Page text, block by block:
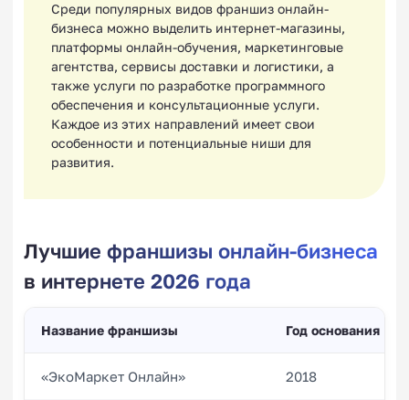
Среди популярных видов франшиз онлайн-
бизнеса можно выделить интернет-магазины,
платформы онлайн-обучения, маркетинговые
агентства, сервисы доставки и логистики, а
также услуги по разработке программного
обеспечения и консультационные услуги.
Каждое из этих направлений имеет свои
особенности и потенциальные ниши для
развития.
Лучшие франшизы онлайн-бизнеса
в интернете 2026 года
Название франшизы Год основания
«ЭкоМаркет Онлайн» 2018